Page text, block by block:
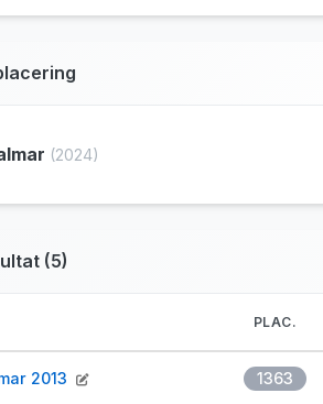
(2024)
(5)
PLAC.
2013 1363